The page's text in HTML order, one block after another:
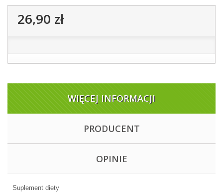
26,90 zł
WIĘCEJ INFORMACJI
PRODUCENT
OPINIE
Suplement diety